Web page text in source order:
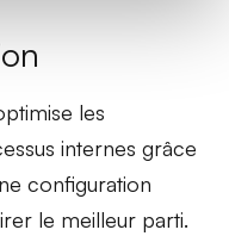
les
internes grâce
configuration
le meilleur parti.